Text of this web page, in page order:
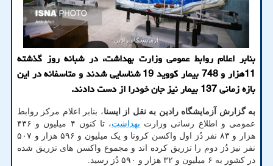
بنابر اعلام روابط عمومی وزارت بهداشت، در شبانه روز گذشته
11هزار و 748 بیمار کووید 19 شناسایی شدند و متاسفانه در این
بازه زمانی 137 بیمار نیز جان خودرا از دست دادند.
به گزارش آزمایشگاه رادین به نقل از ایسنا، بنابر اعلام مرکز روابط
عمومی و اطلاع رسانی وزارت بهداشت
، تا کنون ۴ میلیون و ۴۳۶
هزار و ۸۳ نفر دُز اول واکسن کرونا و یک میلیون و ۵۹۶ هزار و ۵۰۷
نفر نیز دُز دوم را تزریق کرده اند و مجموع واکسن های تزریق شده
در کشور به ۶ میلیون و ۳۲ هزار و ۵۹۰ دُز رسید.